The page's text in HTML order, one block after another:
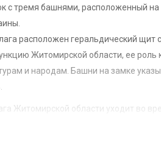
с тремя башнями, расположенный на
расположен геральдический щит
Житомирской области, ее роль
и народам. Башни на замке
Житомирской области уходит во
сражений, входила в состав
и Киевская Русь: Замки и